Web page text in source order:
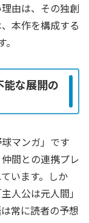
由は、その独創
本作を構成する
な展開の
マンガ」です
間との連携プレ
います。しか
人公は元人間」
常に読者の予想